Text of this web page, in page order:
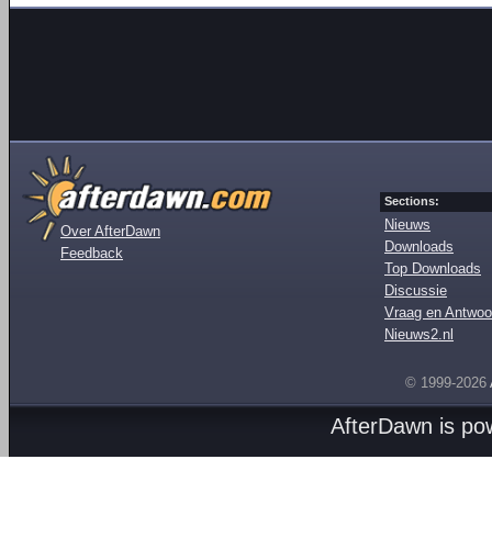
Over AfterDawn
Feedback
Sections:
Nieuws
Downloads
Top Downloads
Discussie
Vraag en
Nieuws2.nl
© 1999-2026
AfterDawn is